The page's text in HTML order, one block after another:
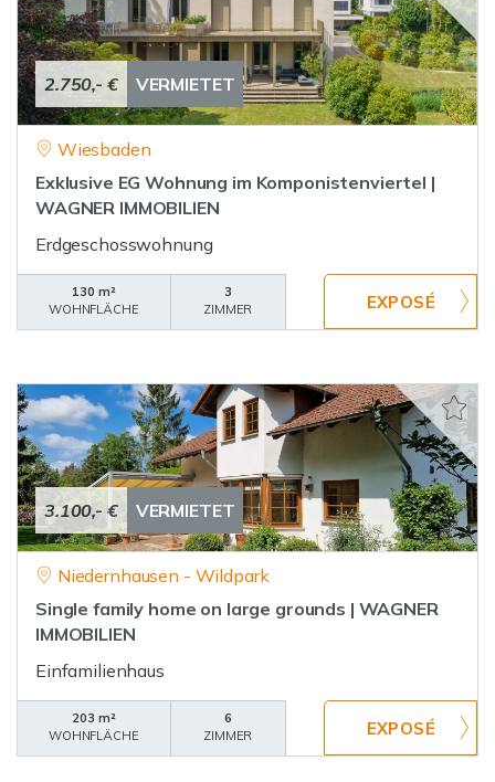
2.750,- € VERMIETET
Wiesbaden
Exklusive EG Wohnung im Komponistenviertel |
WAGNER IMMOBILIEN
Erdgeschosswohnung
130 m²
WOHNFLÄCHE
3
ZIMMER
3.100,- € VERMIETET
Niedernhausen - Wildpark
Single family home on large grounds | WAGNER
IMMOBILIEN
Einfamilienhaus
203 m²
WOHNFLÄCHE
6
ZIMMER